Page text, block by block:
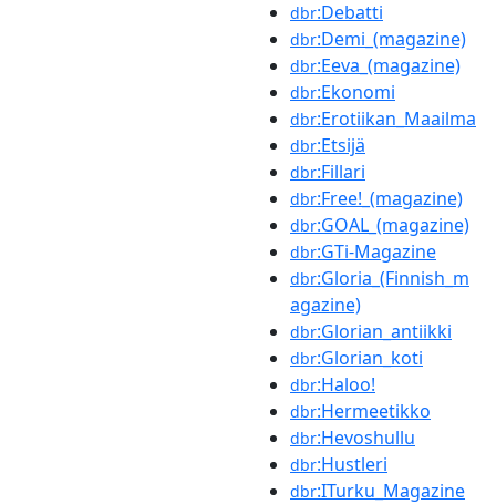
dbr:Debatti
dbr:Demi_(magazine)
dbr:Eeva_(magazine)
dbr:Ekonomi
dbr:Erotiikan_Maailma
dbr:Etsijä
dbr:Fillari
dbr:Free!_(magazine)
dbr:GOAL_(magazine)
dbr:GTi-Magazine
dbr:Gloria_(Finnish_m
agazine)
dbr:Glorian_antiikki
dbr:Glorian_koti
dbr:Haloo!
dbr:Hermeetikko
dbr:Hevoshullu
dbr:Hustleri
dbr:ITurku_Magazine